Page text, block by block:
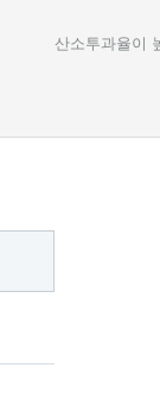
산소투과율이